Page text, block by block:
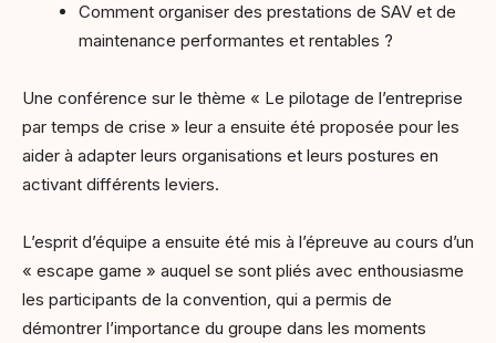
Comment organiser des prestations de SAV et de
maintenance performantes et rentables ?
Une conférence sur le thème « Le pilotage de l’entreprise
par temps de crise » leur a ensuite été proposée pour les
aider à adapter leurs organisations et leurs postures en
activant différents leviers.
L’esprit d’équipe a ensuite été mis à l’épreuve au cours d’un
« escape game » auquel se sont pliés avec enthousiasme
les participants de la convention, qui a permis de
démontrer l’importance du groupe dans les moments